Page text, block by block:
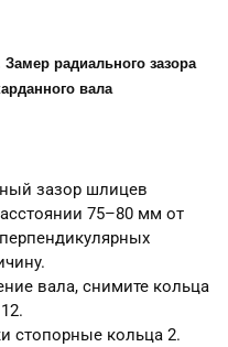
Замеp pадиального зазоpа
вала
зазор шлицев
75–80 мм от
вала, снимите кольца
стопорные кольца 2.